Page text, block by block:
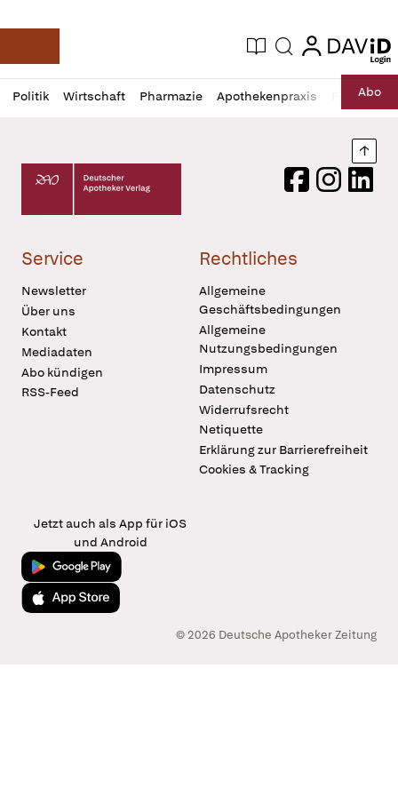
Deutsche Apotheker Zeitung
Aktuelle Ausgabe
Suche login
login
Politik Wirtschaft Pharmazie Apothekenpraxis RechtAbo
Profil
öffnen
Daz
Pur
Deutscher Apotheker Verlag Logo
FacebookInstagram
Service
Newsletter
Über uns
Kontakt
Mediadaten
Abo kündigen
RSS-Feed
Rechtliches
Allgemeine
Geschäftsbedingungen
Allgemeine
Nutzungsbedingungen
Impressum
Datenschutz
Widerrufsrecht
Netiquette
Erklärung zur Barrierefreiheit
Cookies & Tracking
Jetzt auch als App für iOS
und Android
Jetzt bei Google Play
Laden im App Store
© 2026 Deutsche Apotheker Zeitung